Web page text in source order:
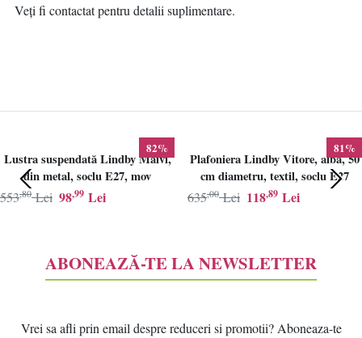
Veți fi contactat pentru detalii suplimentare.
82%
Lustra suspendată Lindby Maivi,
din metal, soclu E27, mov
98,99 Lei
553,80 Lei
81%
Plafoniera Lindby Vitore, alba, 50
cm diametru, textil, soclu E27
118,89 Lei
635,00 Lei
ABONEAZĂ-TE LA NEWSLETTER
Vrei sa afli prin email despre reduceri si promotii? Aboneaza-te